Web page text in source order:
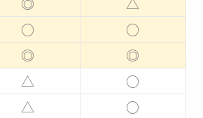
○ ○
◎ ◎
△ ○
△ ○